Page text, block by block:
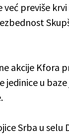
već previše krvi
akcije Kfora
u
Srba u selu